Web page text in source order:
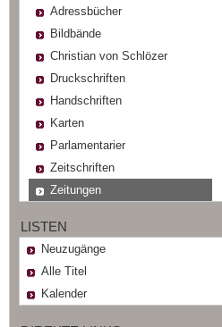
Adressbücher
Bildbände
Christian von Schlözer
Druckschriften
Handschriften
Karten
Parlamentarier
Zeitschriften
Zeitungen
LISTEN
Neuzugänge
Alle Titel
Kalender